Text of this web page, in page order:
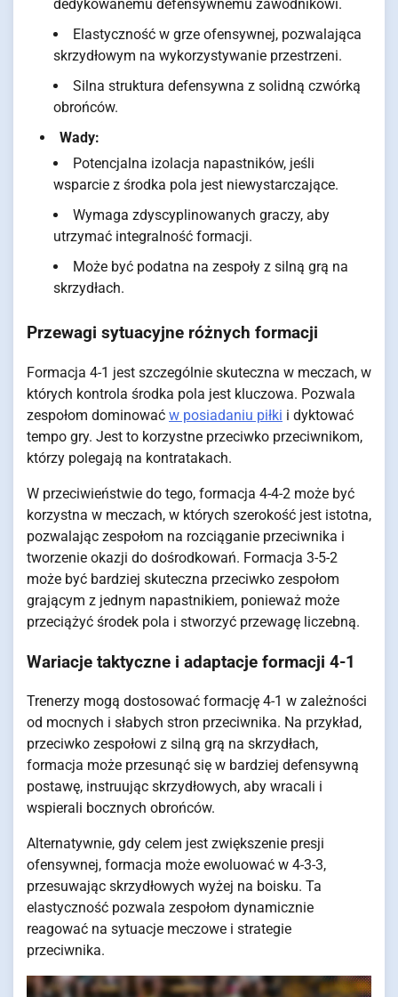
dedykowanemu defensywnemu zawodnikowi.
Elastyczność w grze ofensywnej, pozwalająca
skrzydłowym na wykorzystywanie przestrzeni.
Silna struktura defensywna z solidną czwórką
obrońców.
Wady:
Potencjalna izolacja napastników, jeśli
wsparcie z środka pola jest niewystarczające.
Wymaga zdyscyplinowanych graczy, aby
utrzymać integralność formacji.
Może być podatna na zespoły z silną grą na
skrzydłach.
Przewagi sytuacyjne różnych formacji
Formacja 4-1 jest szczególnie skuteczna w meczach, w
których kontrola środka pola jest kluczowa. Pozwala
zespołom dominować w posiadaniu piłki i dyktować
tempo gry. Jest to korzystne przeciwko przeciwnikom,
którzy polegają na kontratakach.
W przeciwieństwie do tego, formacja 4-4-2 może być
korzystna w meczach, w których szerokość jest istotna,
pozwalając zespołom na rozciąganie przeciwnika i
tworzenie okazji do dośrodkowań. Formacja 3-5-2
może być bardziej skuteczna przeciwko zespołom
grającym z jednym napastnikiem, ponieważ może
przeciążyć środek pola i stworzyć przewagę liczebną.
Wariacje taktyczne i adaptacje formacji 4-1
Trenerzy mogą dostosować formację 4-1 w zależności
od mocnych i słabych stron przeciwnika. Na przykład,
przeciwko zespołowi z silną grą na skrzydłach,
formacja może przesunąć się w bardziej defensywną
postawę, instruując skrzydłowych, aby wracali i
wspierali bocznych obrońców.
Alternatywnie, gdy celem jest zwiększenie presji
ofensywnej, formacja może ewoluować w 4-3-3,
przesuwając skrzydłowych wyżej na boisku. Ta
elastyczność pozwala zespołom dynamicznie
reagować na sytuacje meczowe i strategie
przeciwnika.